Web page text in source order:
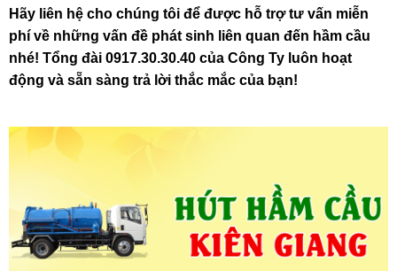
Hãy liên hệ cho chúng tôi để được hỗ trợ tư vấn miễn
phí về những vấn đề phát sinh liên quan đến hầm cầu
nhé! Tổng đài 0917.30.30.40 của Công Ty luôn hoạt
động và sẵn sàng trả lời thắc mắc của bạn!